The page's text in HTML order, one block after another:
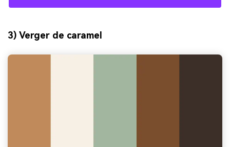
3) Verger de caramel